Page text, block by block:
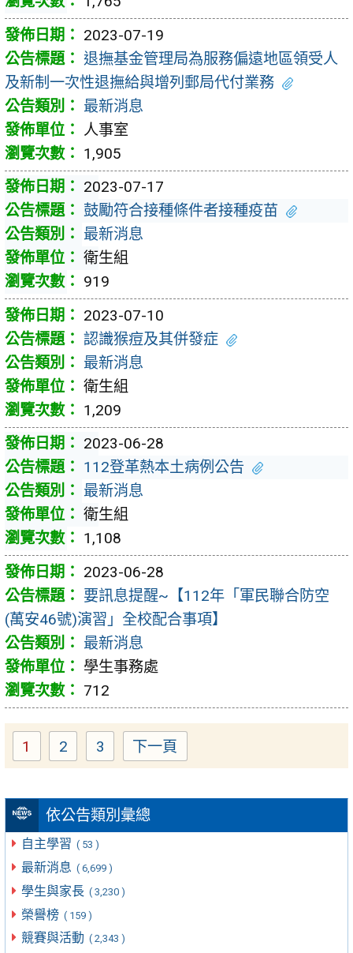
依公告類別彙總
自主學習 ( 53 )
最新消息 ( 6,699 )
學生與家長 ( 3,230 )
榮譽榜 ( 159 )
競賽與活動 ( 2,343 )
2023-07-19
退撫基金管理局為服務偏遠地區領受人
及新制一次性退撫給與增列郵局代付業務
最新消息
人事室
1,905
2023-07-17
鼓勵符合接種條件者接種疫苗
最新消息
衛生組
919
2023-07-10
認識猴痘及其併發症
最新消息
衛生組
1,209
2023-06-28
112登革熱本土病例公告
最新消息
衛生組
1,108
2023-06-28
要訊息提醒~【112年「軍民聯合防空
(萬安46號)演習」全校配合事項】
最新消息
學生事務處
712
Page
1 Page
2 Page
3 下一頁